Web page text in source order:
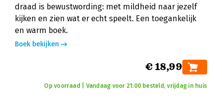
draad is bewustwording: met mildheid naar jezelf
kijken en zien wat er echt speelt. Een toegankelijk
en warm boek.
Boek bekijken
€ 18,99
Op voorraad | Vandaag voor 21:00 besteld, vrijdag in huis